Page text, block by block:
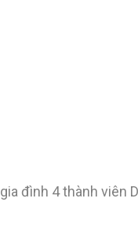
đình 4 thành viên